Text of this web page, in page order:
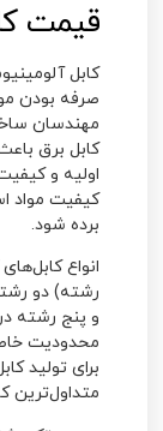
قیمت
کابل
صرفه بودن
مهندسان
کابل برق
اولیه و
کیفیت مواد
برده شود.
انواع
رشته) دو
و پنج رشته
محدودیت
برای تولید
متداول‌ترین